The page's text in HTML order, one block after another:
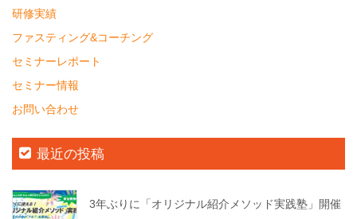
研修実績
ファスティング&コーチング
セミナーレポート
セミナー情報
お問い合わせ
最近の投稿
3年ぶりに「オリジナル紹介メソッド実践塾」開催